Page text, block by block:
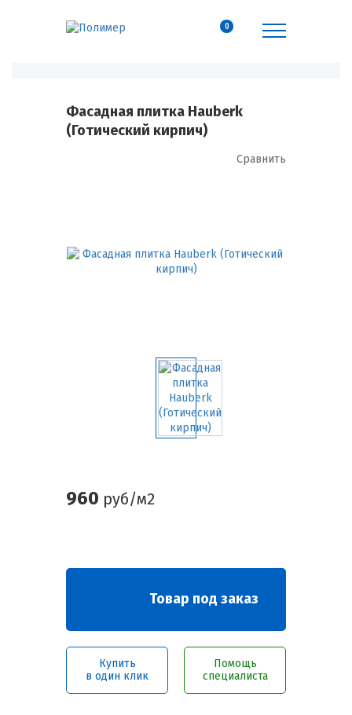
0
Фасадная плитка Hauberk
(Готический кирпич)
Сравнить
960 руб/м2
Товар под заказ
Купить
в один клик
Помощь
специалиста